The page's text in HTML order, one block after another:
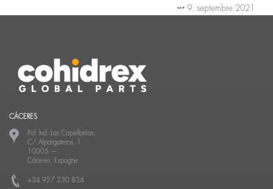
9. septembre 2021
CÁCERES
Pol. Ind. Las Capellanías,
C/ Alpargateros, 1
10005 —
Cáceres, Espagne
+34 927 230 834